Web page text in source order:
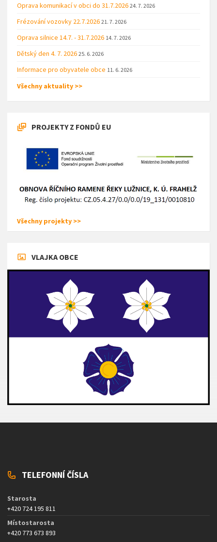
Oprava komunikací v obci do 31.7.2026 24. 7. 2026
Frézování vozovky 22.7.2026 21. 7. 2026
Oprava silnice 14.7. - 31.7.2026 14. 7. 2026
Dětský den 4. 7. 2026 25. 6. 2026
Informace pro obyvatele obce 11. 6. 2026
Všechny aktuality >>
PROJEKTY Z FONDŮ EU
Všechny projekty >>
VLAJKA OBCE
TELEFONNÍ ČÍSLA
Starosta
+420 724 195 811
Místostarosta
+420 773 673 893